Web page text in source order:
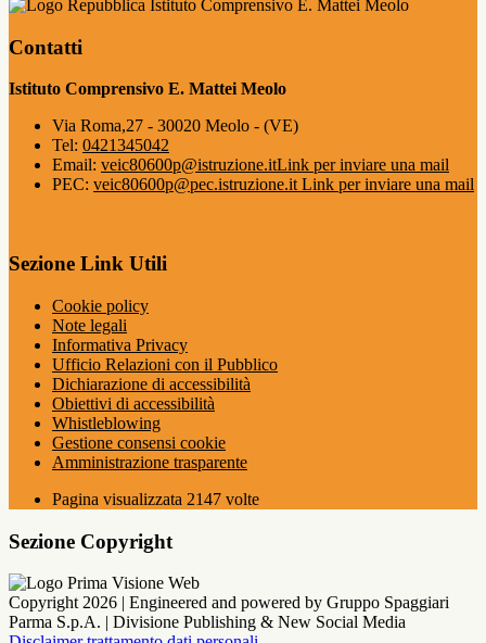
Istituto Comprensivo E. Mattei Meolo
Contatti
Istituto Comprensivo E. Mattei Meolo
Via Roma,27 - 30020 Meolo - (VE)
Tel: 0421345042
Email: veic80600p@istruzione.itLink per inviare una mail
PEC: veic80600p@pec.istruzione.itLink per inviare una mail
Sezione Link Utili
Cookie policy
Note legali
Informativa Privacy
Ufficio Relazioni con il Pubblico
Dichiarazione di accessibilità
Obiettivi di accessibilità
Whistleblowing
Gestione consensi cookie
Amministrazione trasparente
Pagina visualizzata 2147 volte
Sezione Copyright
Copyright 2026 | Engineered and powered by Gruppo Spaggiari
Parma S.p.A. | Divisione Publishing & New Social Media